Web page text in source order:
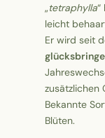
„tetraphylla“
leicht
Er wird seit
zusätzlichen
Bekannte
Blüten.